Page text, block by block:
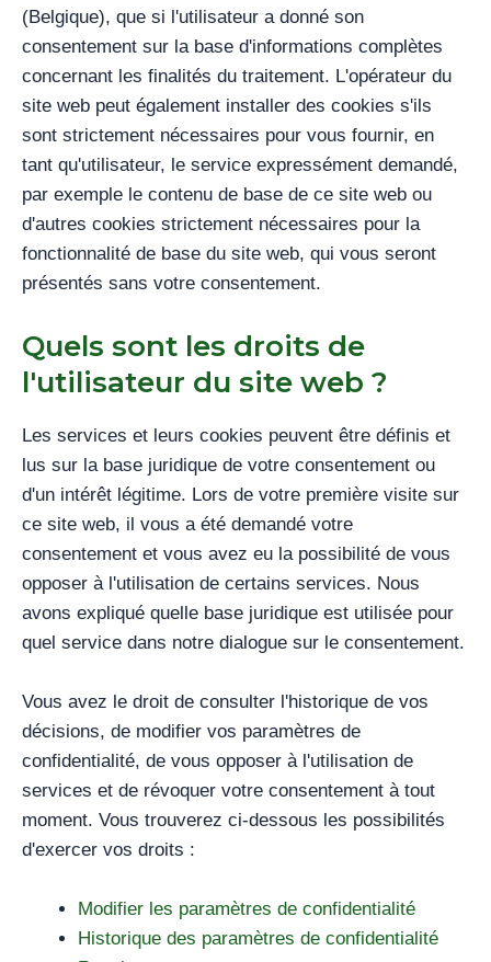
(Belgique), que si l'utilisateur a donné son
consentement sur la base d'informations complètes
concernant les finalités du traitement. L'opérateur du
site web peut également installer des cookies s'ils
sont strictement nécessaires pour vous fournir, en
tant qu'utilisateur, le service expressément demandé,
par exemple le contenu de base de ce site web ou
d'autres cookies strictement nécessaires pour la
fonctionnalité de base du site web, qui vous seront
présentés sans votre consentement.
Quels sont les droits de
l'utilisateur du site web ?
Les services et leurs cookies peuvent être définis et
lus sur la base juridique de votre consentement ou
d'un intérêt légitime. Lors de votre première visite sur
ce site web, il vous a été demandé votre
consentement et vous avez eu la possibilité de vous
opposer à l'utilisation de certains services. Nous
avons expliqué quelle base juridique est utilisée pour
quel service dans notre dialogue sur le consentement.
Vous avez le droit de consulter l'historique de vos
décisions, de modifier vos paramètres de
confidentialité, de vous opposer à l'utilisation de
services et de révoquer votre consentement à tout
moment. Vous trouverez ci-dessous les possibilités
d'exercer vos droits :
Modifier les paramètres de confidentialité
Historique des paramètres de confidentialité